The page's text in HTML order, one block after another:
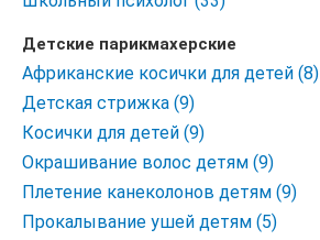
Детские парикмахерские
Африканские косички для детей (8)
Детская стрижка (9)
Косички для детей (9)
Окрашивание волос детям (9)
Плетение канеколонов детям (9)
Прокалывание ушей детям (5)